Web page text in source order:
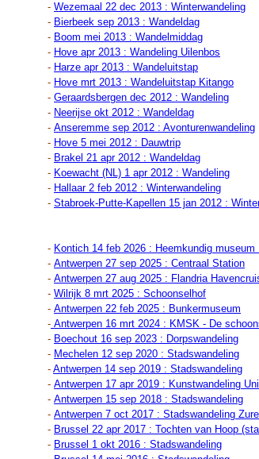
- Wezemaal 22 dec 2013 : Winterwandeling
- Bierbeek sep 2013 : Wandeldag
- Boom mei 2013 : Wandelmiddag
- Hove apr 2013 : Wandeling Uilenbos
- Harze apr 2013 : Wandeluitstap
- Hove mrt 2013 : Wandeluitstap Kitango
- Geraardsbergen dec 2012 : Wandeling
- Neerijse okt 2012 : Wandeldag
- Anseremme sep 2012 : Avonturenwandeling
- Hove 5 mei 2012 : Dauwtrip
- Brakel 21 apr 2012 : Wandeldag
- Koewacht (NL) 1 apr 2012 : Wandeling
- Hallaar 2 feb 2012 : Winterwandeling
- Stabroek-Putte-Kapellen 15 jan 2012 :
- Kontich 14 feb 2026 : Heemkundig museum
- Antwerpen 27 sep 2025 : Centraal Station
- Antwerpen 27 aug 2025 : Flandria
- Wilrijk 8 mrt 2025 : Schoonselhof
- Antwerpen 22 feb 2025 : Bunkermuseum
- Antwerpen 16 mrt 2024 : KMSK - De
- Boechout 16 sep 2023 : Dorpswandeling
- Mechelen 12 sep 2020 : Stadswandeling
- Antwerpen 14 sep 2019 : Stadswandeling
- Antwerpen 17 apr 2019 : Kunstwandeling
- Antwerpen 15 sep 2018 : Stadswandeling
- Antwerpen 7 oct 2017 : Stadswandeling
- Brussel 22 apr 2017 : Tochten van Hoop
- Brussel 1 okt 2016 : Stadswandeling